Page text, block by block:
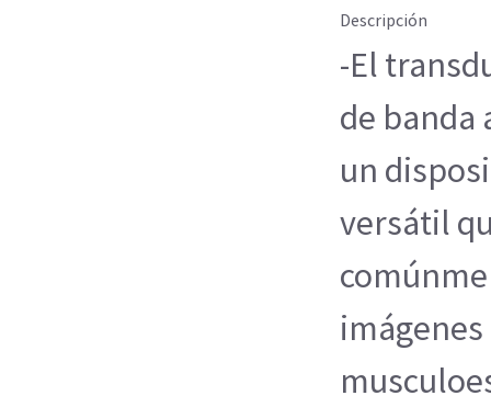
Descripción
-El
de banda
un
versátil